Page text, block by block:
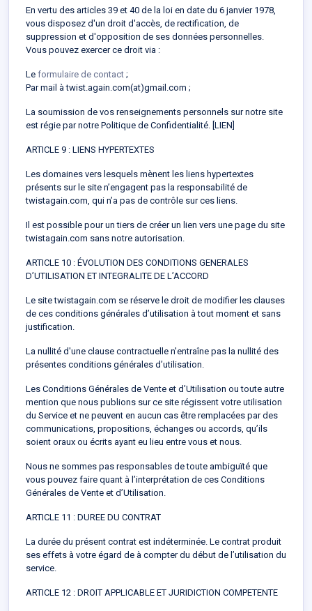
En vertu des articles 39 et 40 de la loi en date du 6 janvier 1978,
vous disposez d'un droit d'accès, de rectification, de
suppression et d'opposition de ses données personnelles.
Vous pouvez exercer ce droit via :
Le formulaire de contact ;
Par mail à twist.again.com(at)gmail.com ;
La soumission de vos renseignements personnels sur notre site
est régie par notre Politique de Confidentialité. [LIEN]
ARTICLE 9 : LIENS HYPERTEXTES
Les domaines vers lesquels mènent les liens hypertextes
présents sur le site n’engagent pas la responsabilité de
twistagain.com, qui n’a pas de contrôle sur ces liens.
Il est possible pour un tiers de créer un lien vers une page du site
twistagain.com sans notre autorisation.
ARTICLE 10 : ÉVOLUTION DES CONDITIONS GENERALES
D’UTILISATION ET INTEGRALITE DE L’ACCORD
Le site twistagain.com se réserve le droit de modifier les clauses
de ces conditions générales d’utilisation à tout moment et sans
justification.
La nullité d'une clause contractuelle n'entraîne pas la nullité des
présentes conditions générales d’utilisation.
Les Conditions Générales de Vente et d’Utilisation ou toute autre
mention que nous publions sur ce site régissent votre utilisation
du Service et ne peuvent en aucun cas être remplacées par des
communications, propositions, échanges ou accords, qu’ils
soient oraux ou écrits ayant eu lieu entre vous et nous.
Nous ne sommes pas responsables de toute ambiguïté que
vous pouvez faire quant à l’interprétation de ces Conditions
Générales de Vente et d’Utilisation.
ARTICLE 11 : DUREE DU CONTRAT
La durée du présent contrat est indéterminée. Le contrat produit
ses effets à votre égard de à compter du début de l’utilisation du
service.
ARTICLE 12 : DROIT APPLICABLE ET JURIDICTION COMPETENTE